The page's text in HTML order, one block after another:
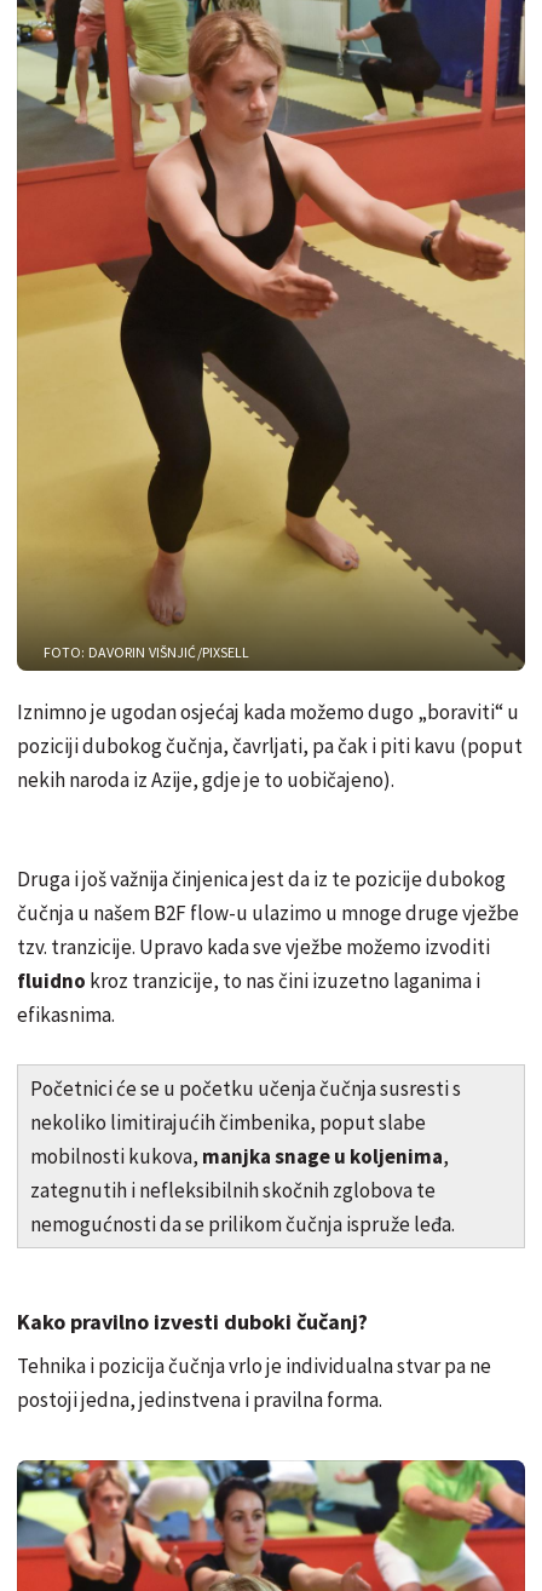
FOTO: DAVORIN VIŠNJIĆ/PIXSELL
Iznimno je ugodan osjećaj kada možemo dugo „boraviti“ u
poziciji dubokog čučnja, čavrljati, pa čak i piti kavu (poput
nekih naroda iz Azije, gdje je to uobičajeno).
Druga i još važnija činjenica jest da iz te pozicije dubokog
čučnja u našem B2F flow-u ulazimo u mnoge druge vježbe
tzv. tranzicije. Upravo kada sve vježbe možemo izvoditi
fluidno kroz tranzicije, to nas čini izuzetno laganima i
efikasnima.
Početnici će se u početku učenja čučnja susresti s
nekoliko limitirajućih čimbenika, poput slabe
mobilnosti kukova, manjka snage u koljenima,
zategnutih i nefleksibilnih skočnih zglobova te
nemogućnosti da se prilikom čučnja ispruže leđa.
Kako pravilno izvesti duboki čučanj?
Tehnika i pozicija čučnja vrlo je individualna stvar pa ne
postoji jedna, jedinstvena i pravilna forma.